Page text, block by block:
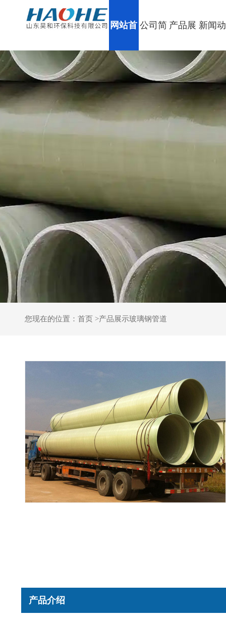
网站首
页
公司简
介
产品展
示
新闻动
态
您现在的位置： 首页 >产品展示玻璃钢管道
产品介绍